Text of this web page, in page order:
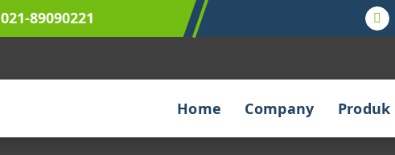
021-89090221
Home Company Produk